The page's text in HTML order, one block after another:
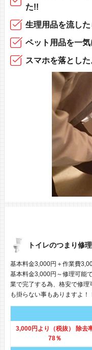
た!!
生理用品を流した
ペット用品を一
スマホを落とした
トイレのつまり修
基本料金3,000円＋作業費
基本料金3,000円～修理可能
業で完了する為、格安で修
も掛らない事もありますよ！
3,000円より（税抜） 除去
78％